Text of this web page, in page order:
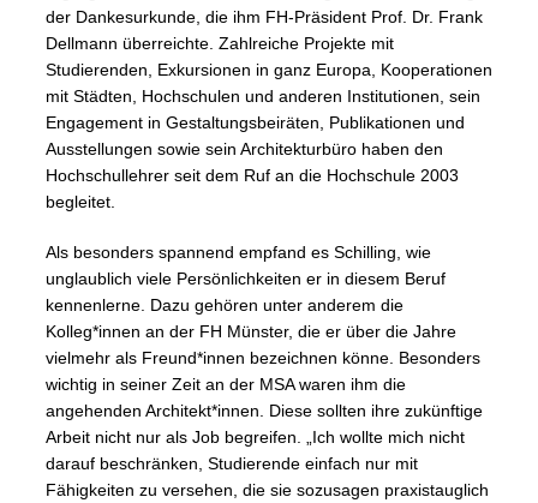
der Dankesurkunde, die ihm FH-Präsident Prof. Dr. Frank
Dellmann überreichte. Zahlreiche Projekte mit
Studierenden, Exkursionen in ganz Europa, Kooperationen
mit Städten, Hochschulen und anderen Institutionen, sein
Engagement in Gestaltungsbeiräten, Publikationen und
Ausstellungen sowie sein Architekturbüro haben den
Hochschullehrer seit dem Ruf an die Hochschule 2003
begleitet.
Als besonders spannend empfand es Schilling, wie
unglaublich viele Persönlichkeiten er in diesem Beruf
kennenlerne. Dazu gehören unter anderem die
Kolleg*innen an der FH Münster, die er über die Jahre
vielmehr als Freund*innen bezeichnen könne. Besonders
wichtig in seiner Zeit an der MSA waren ihm die
angehenden Architekt*innen. Diese sollten ihre zukünftige
Arbeit nicht nur als Job begreifen. „Ich wollte mich nicht
darauf beschränken, Studierende einfach nur mit
Fähigkeiten zu versehen, die sie sozusagen praxistauglich